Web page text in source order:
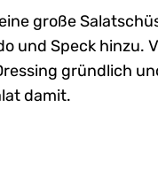
große
und Speck hinzu.
gründlich
damit.